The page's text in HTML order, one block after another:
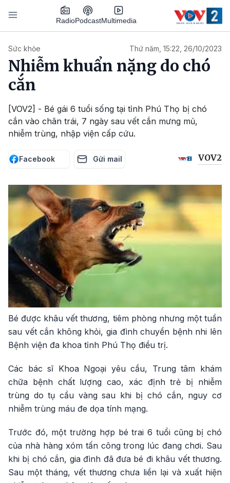
Nhảy đến nội dung
RadioPodcastMultimedia
Sức khỏe Thứ năm, 15:22, 26/10/2023
Nhiễm khuẩn nặng do chó
cắn
[VOV2] - Bé gái 6 tuổi sống tại tỉnh Phú Thọ bị chó
cắn vào chân trái, 7 ngày sau vết cắn mưng mủ,
nhiễm trùng, nhập viện cấp cứu.
Facebook Gửi mail VOV2
Bé được khâu vết thương, tiêm phòng nhưng một tuần
sau vết cắn không khỏi, gia đình chuyển bệnh nhi lên
Bệnh viện đa khoa tỉnh Phú Thọ điều trị.
Các bác sĩ Khoa Ngoại yêu cầu, Trung tâm khám
chữa bệnh chất lượng cao, xác định trẻ bị nhiễm
trùng do tụ cầu vàng sau khi bị chó cắn, nguy cơ
nhiễm trùng máu đe dọa tính mạng.
Trước đó, một trường hợp bé trai 6 tuổi cũng bị chó
của nhà hàng xóm tấn công trong lúc đang chơi. Sau
khi bị chó cắn, gia đình đã đưa bé đi khâu vết thương.
Sau một tháng, vết thương chưa liền lại và xuất hiện